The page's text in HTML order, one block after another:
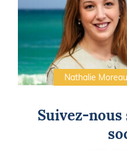
Nathalie Moreau
Suivez-